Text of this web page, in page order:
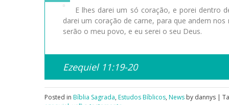
E lhes darei um só coração, e porei dentro
darei um coração de carne, para que andem
serão o meu povo, e eu serei o seu Deus.
Ezequiel 11:19-20
Posted in Bíblia Sagrada, Estudos Bíblicos, News by dannys |